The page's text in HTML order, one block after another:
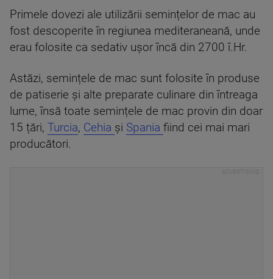
Primele dovezi ale utilizării semințelor de mac au
fost descoperite în regiunea mediteraneană, unde
erau folosite ca sedativ ușor încă din 2700 î.Hr.
Astăzi, semințele de mac sunt folosite în produse
de patiserie și alte preparate culinare din întreaga
lume, însă toate semințele de mac provin din doar
15 țări, Turcia, Cehia și Spania fiind cei mai mari
producători.